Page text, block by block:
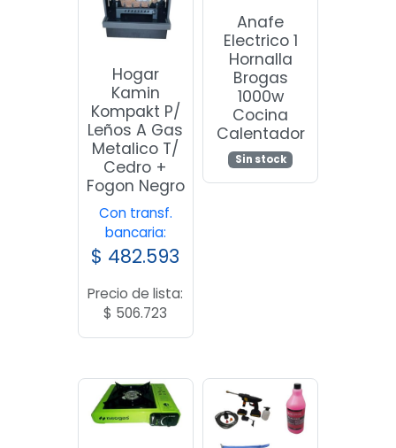
Hogar
Kamin
Kompakt P/
Leños A Gas
Metalico T/
Cedro +
Fogon Negro
Con transf.
bancaria:
$ 482.593
Precio de lista:
$ 506.723
Anafe
Electrico 1
Hornalla
Brogas
1000w
Cocina
Calentador
Sin stock